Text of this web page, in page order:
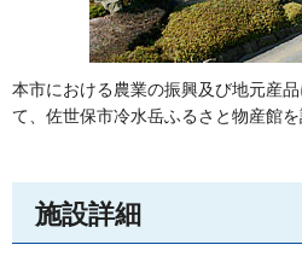
本市における農業の振興及び地元産
て、佐世保市冷水岳ふるさと物産館を
施設詳細